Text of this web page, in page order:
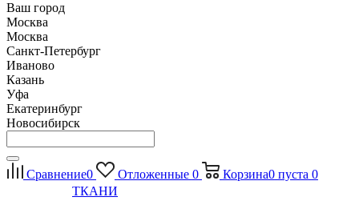
Ваш город
Москва
Москва
Санкт-Петербург
Иваново
Казань
Уфа
Екатеринбург
Новосибирск
Сравнение0 Отложенные 0 Корзина0 пуста 0
ТКАНИ